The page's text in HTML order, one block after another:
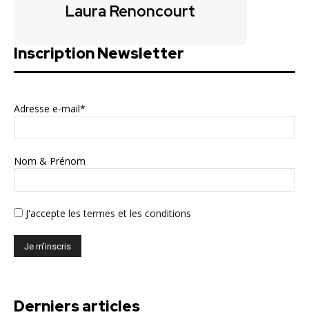
Laura Renoncourt
Inscription Newsletter
Adresse e-mail*
Nom & Prénom
J'accepte les termes et les conditions
Derniers articles